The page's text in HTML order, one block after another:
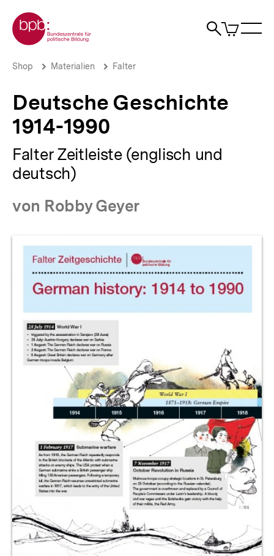
zum
Seiteninhalt
springen
Zur Startseite der bpb
Suche
Artikel
im
Deutsche
1990
bpb.de
Brotkrümelnavigation
Pfadnavigation
Shop Materialien Falter
Deutsche Geschichte
1914-1990
Falter Zeitleiste (englisch und
deutsch)
von Robby Geyer
Produktvorschau